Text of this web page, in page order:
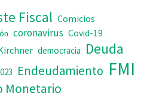
Fiscal Comicios
coronavirus Covid-19
democracia Deuda
Endeudamiento FMI
Monetario